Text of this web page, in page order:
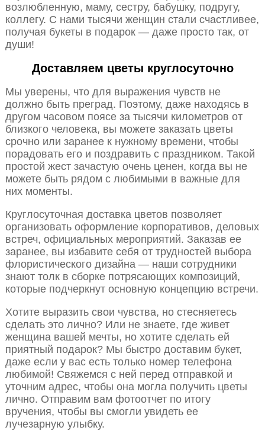
возлюбленную, маму, сестру, бабушку, подругу,
коллегу. С нами тысячи женщин стали счастливее,
получая букеты в подарок — даже просто так, от
души!
Доставляем цветы круглосуточно
Мы уверены, что для выражения чувств не
должно быть преград. Поэтому, даже находясь в
другом часовом поясе за тысячи километров от
близкого человека, вы можете заказать цветы
срочно или заранее к нужному времени, чтобы
порадовать его и поздравить с праздником. Такой
простой жест зачастую очень ценен, когда вы не
можете быть рядом с любимыми в важные для
них моменты.
Круглосуточная доставка цветов позволяет
организовать оформление корпоративов, деловых
встреч, официальных мероприятий. Заказав ее
заранее, вы избавите себя от трудностей выбора
флористического дизайна — наши сотрудники
знают толк в сборке потрясающих композиций,
которые подчеркнут основную концепцию встречи.
Хотите выразить свои чувства, но стесняетесь
сделать это лично? Или не знаете, где живет
женщина вашей мечты, но хотите сделать ей
приятный подарок? Мы быстро доставим букет,
даже если у вас есть только номер телефона
любимой! Свяжемся с ней перед отправкой и
уточним адрес, чтобы она могла получить цветы
лично. Отправим вам фотоотчет по итогу
вручения, чтобы вы смогли увидеть ее
лучезарную улыбку.